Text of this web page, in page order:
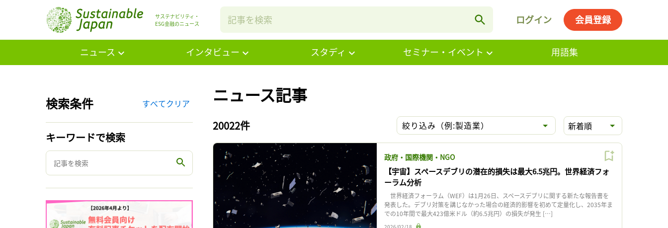
サステナビリティ・
ESG金融のニュース
ログイン 会員登録
ニュース インタビュー スタディ セミナー・イベント 用語集
検索条件 すべてクリア
キーワードで検索
ニュース記事
20022件 絞り込み（例:製造業） 新着順
政府・国際機関・NGO
【宇宙】スペースデブリの潜在的損失は最大6.5兆円。世界経済フォ
ーラム分析
世界経済フォーラム（WEF）は1月26日、スペースデブリに関する新たな報告書を
発表した。デブリ対策を講じなかった場合の経済的影響を初めて定量化し、2035年ま
での10年間で最大423億米ドル（約6.5兆円）の損失が発生 […]